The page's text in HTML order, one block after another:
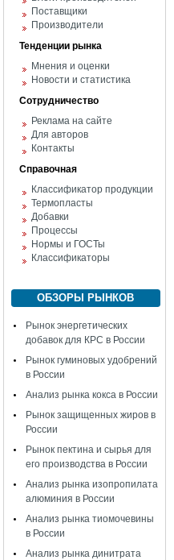
Поставщики
Производители
Тенденции рынка
Мнения и оценки
Новости и статистика
Сотрудничество
Реклама на сайте
Для авторов
Контакты
Справочная
Классификатор продукции
Термопласты
Добавки
Процессы
Нормы и ГОСТы
Классификаторы
ОБЗОРЫ РЫНКОВ
Рынок энергетических
добавок для КРС в России
Рынок гуминовых удобрений
в России
Анализ рынка кокса в России
Рынок защищенных жиров в
России
Рынок пектина и сырья для
его производства в России
Анализ рынка изопропилата
алюминия в России
Анализ рынка тиомочевины
в России
Анализ рынка динитрата